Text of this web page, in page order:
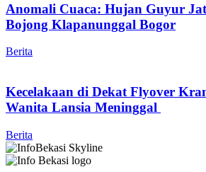
Anomali Cuaca: Hujan Guyur
Bojong Klapanunggal Bogor
Berita
Kecelakaan di Dekat Flyover
Wanita Lansia Meninggal
Berita